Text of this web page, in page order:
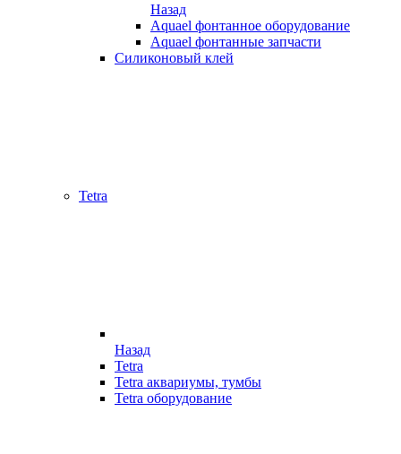
Назад
Aquael фонтанное оборудование
Aquael фонтанные запчасти
Силиконовый клей
Tetra
Назад
Tetra
Tetra аквариумы, тумбы
Tetra оборудование